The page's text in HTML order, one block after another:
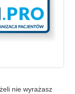
nie wyrażasz